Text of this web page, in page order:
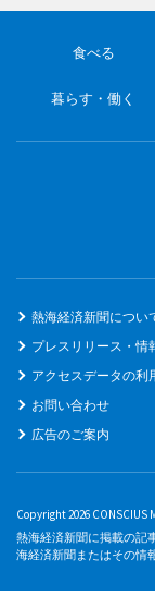
食べる
暮らす・働く
熱海経済新聞につい
プレスリリース・情
アクセスデータの利
お問い合わせ
広告のご案内
Copyright 2026 CONSCIUS
熱海経済新聞に掲載の記
海経済新聞またはその情